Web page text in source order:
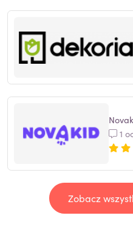
1
Zobacz